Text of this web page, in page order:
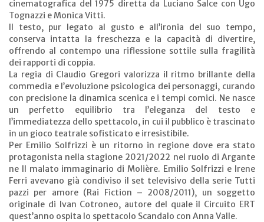
cinematografica del 1975 diretta da Luciano Salce con Ugo
Tognazzi e Monica Vitti.
Il testo, pur legato al gusto e all’ironia del suo tempo,
conserva intatta la freschezza e la capacità di divertire,
offrendo al contempo una riflessione sottile sulla fragilità
dei rapporti di coppia.
La regia di Claudio Gregori valorizza il ritmo brillante della
commedia e l’evoluzione psicologica dei personaggi, curando
con precisione la dinamica scenica e i tempi comici. Ne nasce
un perfetto equilibrio tra l’eleganza del testo e
l’immediatezza dello spettacolo, in cui il pubblico è trascinato
in un gioco teatrale sofisticato e irresistibile.
Per Emilio Solfrizzi è un ritorno in regione dove era stato
protagonista nella stagione 2021/2022 nel ruolo di Argante
ne Il malato immaginario di Molière. Emilio Solfrizzi e Irene
Ferri avevano già condiviso il set televisivo della serie Tutti
pazzi per amore (Rai Fiction – 2008/2011), un soggetto
originale di Ivan Cotroneo, autore del quale il Circuito ERT
quest’anno ospita lo spettacolo Scandalo con Anna Valle.